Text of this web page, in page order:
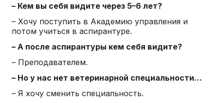
– Кем вы себя видите через 5–6 лет?
– Хочу поступить в Академию управления и
потом учиться в аспирантуре.
– А после аспирантуры кем себя видите?
– Преподавателем.
– Но у нас нет ветеринарной специальности…
– Я хочу сменить специальность.